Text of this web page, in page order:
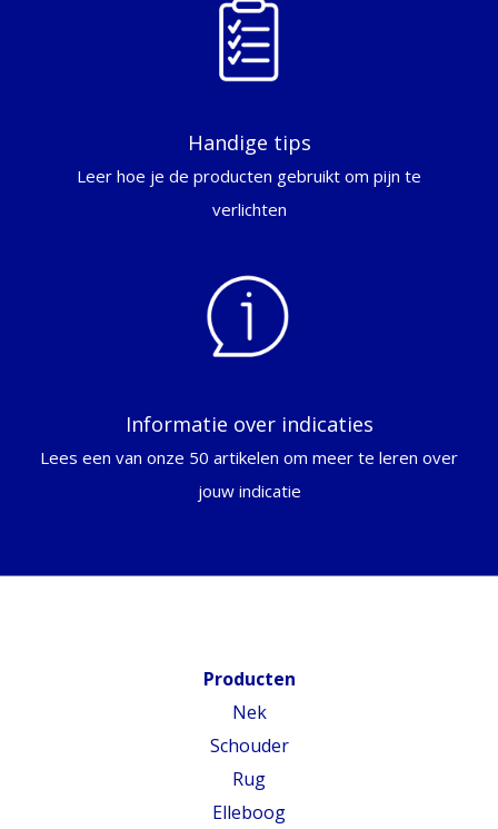
Handige tips
Leer hoe je de producten gebruikt om pijn te
verlichten
Informatie over indicaties
Lees een van onze 50 artikelen om meer te leren over
jouw indicatie
Producten
Nek
Schouder
Rug
Elleboog